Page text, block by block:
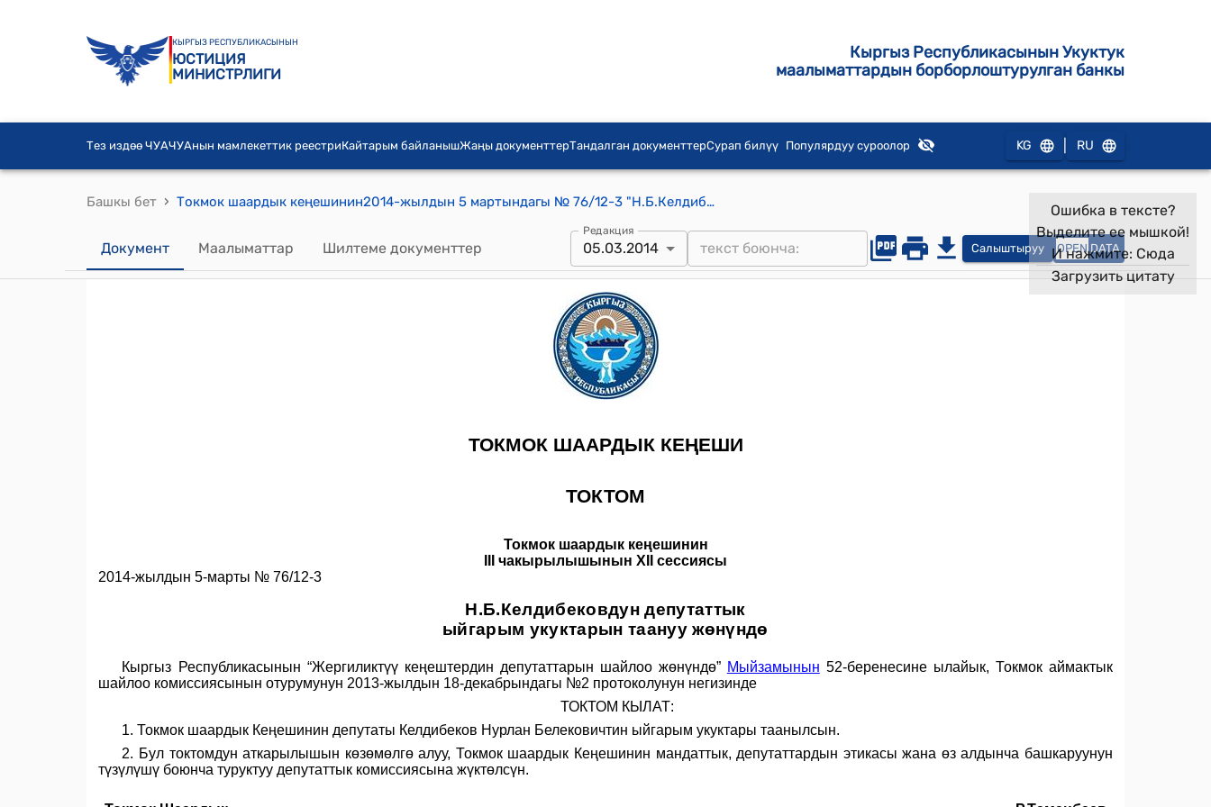
КЫРГЫЗ РЕСПУБЛИКАСЫНЫН
ЮСТИЦИЯ
МИНИСТРЛИГИ
Кыргыз Республикасынын Укуктук
маалыматтардын борборлоштурулган банкы
Тез издөө ЧУАЧУАнын мамлекеттик реестриКайтарым байланышЖаңы документтерТандалган документтерСурап билүү Популярдуу суроолор KG RU
Башкы бет › Токмок шаардык кеңешинин2014-жылдын 5 мартындагы № 76/12-3 "Н.Б.Келдибековдун депутаттык ыйгарым укуктарын таануу жөнүндө" токтому
Документ Маалыматтар Шилтеме документтер
Редакция
05.03.2014 Салыштыруу OPEN DATA
Ошибка в тексте?
Выделите ее мышкой!
И нажмите: Сюда
Загрузить цитату